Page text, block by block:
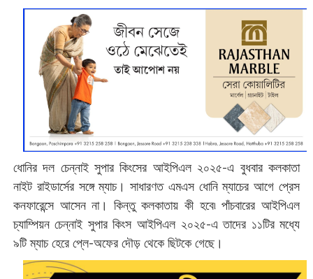
ধোনির দল চেন্নাই সুপার কিংসের আইপিএল ২০২৫-এ বুধবার কলকাতা
নাইট রাইডার্সের সঙ্গে ম্যাচ। সাধারণত এমএস ধোনি ম্যাচের আগে প্রেস
কনফারেন্সে আসেন না। কিন্তু কলকাতায় কী হবে৷ পাঁচবারের আইপিএল
চ্যাম্পিয়ন চেন্নাই সুপার কিংস আইপিএল ২০২৫-এ তাদের ১১টির মধ্যে
৯টি ম্যাচ হেরে প্লে-অফের দৌড় থেকে ছিটকে গেছে।